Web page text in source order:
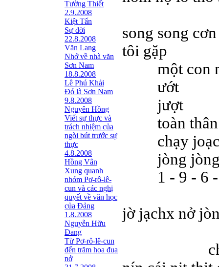
Tường Thiết
2.9.2008
Kiệt Tấn
Sự đời
22.8.2008
Văn Lang
Nhớ về nhà văn
Sơn Nam
18.8.2008
Lê Phú Khải
Đó là Sơn Nam
9.8.2008
Nguyên Hồng
Viết sự thực và
trách nhiệm của
ngòi bút trước sự
thực
4.8.2008
Hồng Vân
Xung quanh
nhóm Pơ-rô-lê-
cun và các nghị
quyết về văn học
của Đảng
1.8.2008
Nguyễn Hữu
Đang
Từ Pơ-rô-lê-cun
đến trăm hoa đua
nở
song song
tôi gặp
một con
ướt
jượt
toàn thân
chạy
jòng
1 - 9 - 6 -
jờ jạchx nở
chính ja